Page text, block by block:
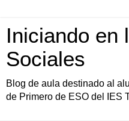
Iniciando en
Sociales
Blog de aula destinado al
de Primero de ESO del IES